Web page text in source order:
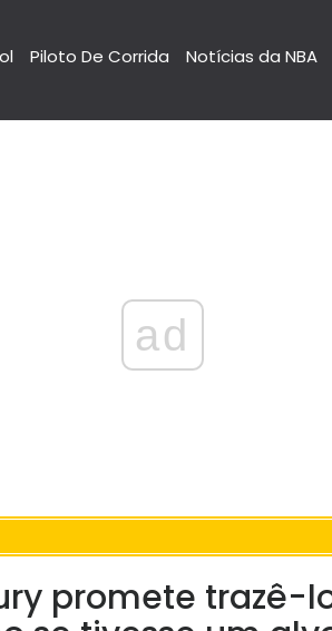
Piloto De Corrida Notícias da NBA
ad
promete trazê-